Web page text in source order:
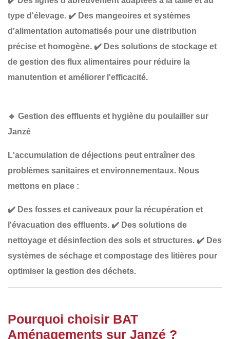
type d'élevage. ✔️ Des mangeoires et systèmes
d'alimentation automatisés pour une distribution
précise et homogène. ✔️ Des solutions de stockage et
de gestion des flux alimentaires pour réduire la
manutention et améliorer l'efficacité.
🔹 Gestion des effluents et hygiène du poulailler sur
Janzé
L'accumulation de déjections peut entraîner des
problèmes sanitaires et environnementaux. Nous
mettons en place :
✔️ Des fosses et caniveaux pour la récupération et
l'évacuation des effluents. ✔️ Des solutions de
nettoyage et désinfection des sols et structures. ✔️ Des
systèmes de séchage et compostage des litières pour
optimiser la gestion des déchets.
Pourquoi choisir BAT
Aménagements sur Janzé ?